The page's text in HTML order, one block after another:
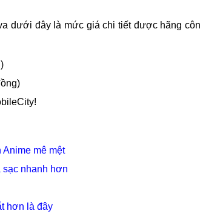
dưới đây là mức giá chi tiết được hãng
mê mệt
sạc nhanh hơn
hơn là đây